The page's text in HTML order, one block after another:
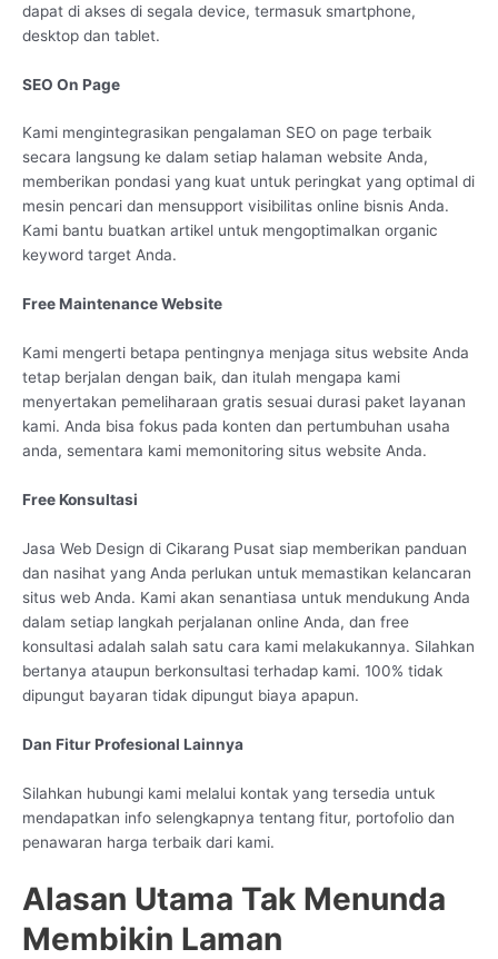
dapat di akses di segala device, termasuk smartphone,
desktop dan tablet.
SEO On Page
Kami mengintegrasikan pengalaman SEO on page terbaik
secara langsung ke dalam setiap halaman website Anda,
memberikan pondasi yang kuat untuk peringkat yang optimal di
mesin pencari dan mensupport visibilitas online bisnis Anda.
Kami bantu buatkan artikel untuk mengoptimalkan organic
keyword target Anda.
Free Maintenance Website
Kami mengerti betapa pentingnya menjaga situs website Anda
tetap berjalan dengan baik, dan itulah mengapa kami
menyertakan pemeliharaan gratis sesuai durasi paket layanan
kami. Anda bisa fokus pada konten dan pertumbuhan usaha
anda, sementara kami memonitoring situs website Anda.
Free Konsultasi
Jasa Web Design di Cikarang Pusat siap memberikan panduan
dan nasihat yang Anda perlukan untuk memastikan kelancaran
situs web Anda. Kami akan senantiasa untuk mendukung Anda
dalam setiap langkah perjalanan online Anda, dan free
konsultasi adalah salah satu cara kami melakukannya. Silahkan
bertanya ataupun berkonsultasi terhadap kami. 100% tidak
dipungut bayaran tidak dipungut biaya apapun.
Dan Fitur Profesional Lainnya
Silahkan hubungi kami melalui kontak yang tersedia untuk
mendapatkan info selengkapnya tentang fitur, portofolio dan
penawaran harga terbaik dari kami.
Alasan Utama Tak Menunda
Membikin Laman